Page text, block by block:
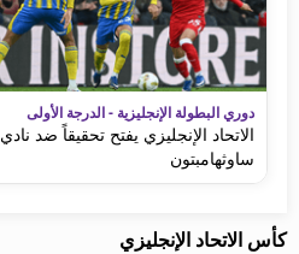
دوري البطولة الإنجليزية - الدرجة الأولى
الاتحاد الإنجليزي يفتح تحقيقاً ضد نادي
ساوثهامبتون
كأس الاتحاد الإنجليزي